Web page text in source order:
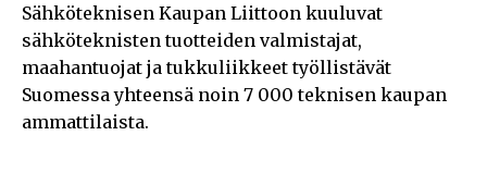
Sähköteknisen Kaupan Liittoon kuuluvat
sähköteknisten tuotteiden valmistajat,
maahantuojat ja tukkuliikkeet työllistävät
Suomessa yhteensä noin 7 000 teknisen kaupan
ammattilaista.